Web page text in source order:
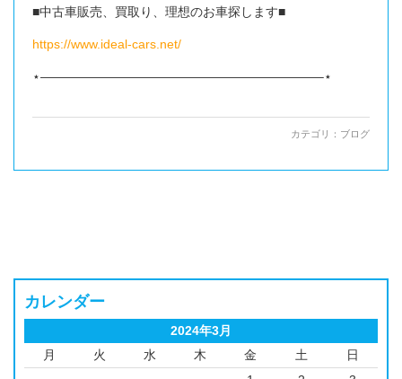
■中古車販売、買取り、理想のお車探します■
https://www.ideal-cars.net/
⋆——————————————————————–⋆
カテゴリ： ブログ
カレンダー
2024年3月
月
火 水 木 金 土
日